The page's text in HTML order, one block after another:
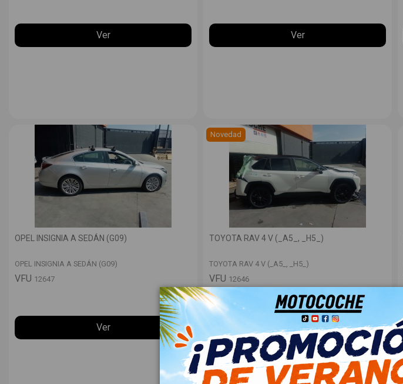
Ver Ver
OPEL INSIGNIA A SEDÁN (G09)
OPEL INSIGNIA A SEDÁN (G09)
VFU 12647
Ver
Novedad
TOYOTA RAV 4 V (_A5_, _H5_)
TOYOTA RAV 4 V (_A5_, _H5_)
VFU 12646
Ver